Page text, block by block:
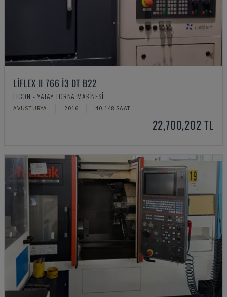
LIFLEX II 766 I3 DT B22
LICON - YATAY TORNA MAKINESI
AVUSTURYA 2016 40.148 SAAT
22,700,202 TL